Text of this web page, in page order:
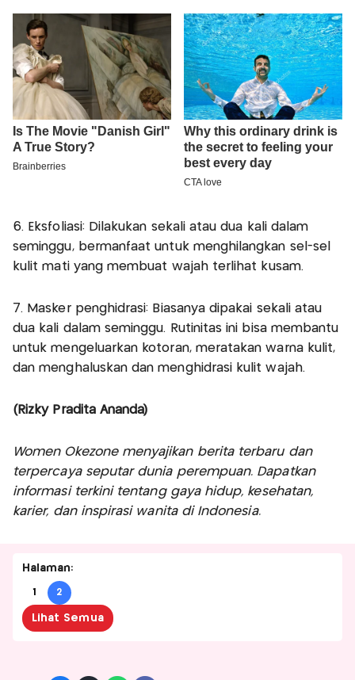
6. Eksfoliasi: Dilakukan sekali atau dua kali dalam
seminggu, bermanfaat untuk menghilangkan sel-sel
kulit mati yang membuat wajah terlihat kusam.
7. Masker penghidrasi: Biasanya dipakai sekali atau
dua kali dalam seminggu. Rutinitas ini bisa membantu
untuk mengeluarkan kotoran, meratakan warna kulit,
dan menghaluskan dan menghidrasi kulit wajah.
(Rizky Pradita Ananda)
Women Okezone menyajikan berita terbaru dan
terpercaya seputar dunia perempuan. Dapatkan
informasi terkini tentang gaya hidup, kesehatan,
karier, dan inspirasi wanita di Indonesia.
Halaman:
1 2
Lihat Semua